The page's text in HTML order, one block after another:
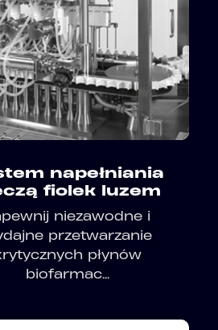
napełniania
fiolek luzem
niezawodne i
przetwarzanie
płynów
biofarmac...